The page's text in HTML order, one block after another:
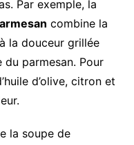
Par exemple, la
combine la
la douceur grillée
parmesan. Pour
d’olive, citron et
la soupe de